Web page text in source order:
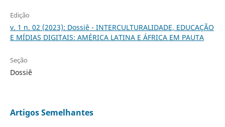
Edição
v. 1 n. 02 (2023): Dossiê - INTERCULTURALIDADE, EDUCAÇÃO
E MÍDIAS DIGITAIS: AMÉRICA LATINA E ÁFRICA EM PAUTA
Seção
Dossiê
Artigos Semelhantes